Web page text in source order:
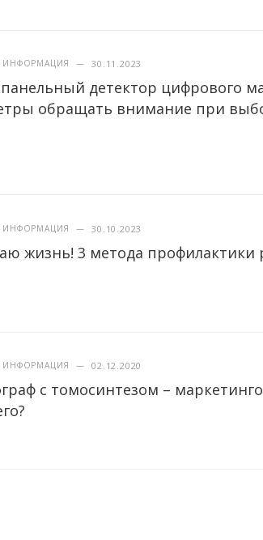
ИНФОРМАЦИЯ — 30.11.2023
детектор цифрового
обращать внимание при
ИНФОРМАЦИЯ — 30.10.2023
жизнь! 3 метода профилактики
ИНФОРМАЦИЯ — 02.12.2020
с томосинтезом –